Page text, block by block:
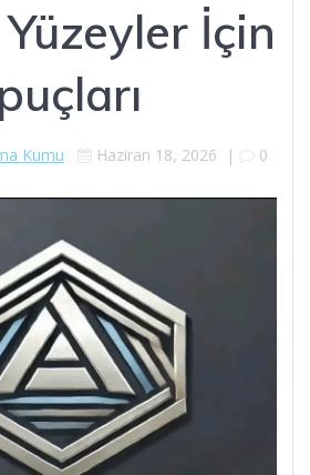
İçin
Kumu Haziran 18, 2026 | 0